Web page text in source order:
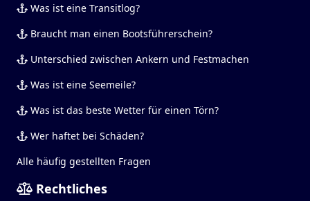
Was ist eine Transitlog?
Braucht man einen Bootsführerschein?
Unterschied zwischen Ankern und Festmachen
Was ist eine Seemeile?
Was ist das beste Wetter für einen Törn?
Wer haftet bei Schäden?
Alle häufig gestellten Fragen
Rechtliches